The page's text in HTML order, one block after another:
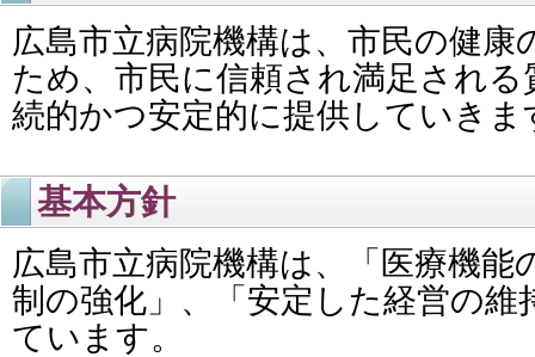
広島市立病院機構は、市民の健康
ため、市民に信頼され満足され
続的かつ安定的に提供していきま
基本方針
広島市立病院機構は、「医療機能
制の強化」、「安定した経営の維
ています。